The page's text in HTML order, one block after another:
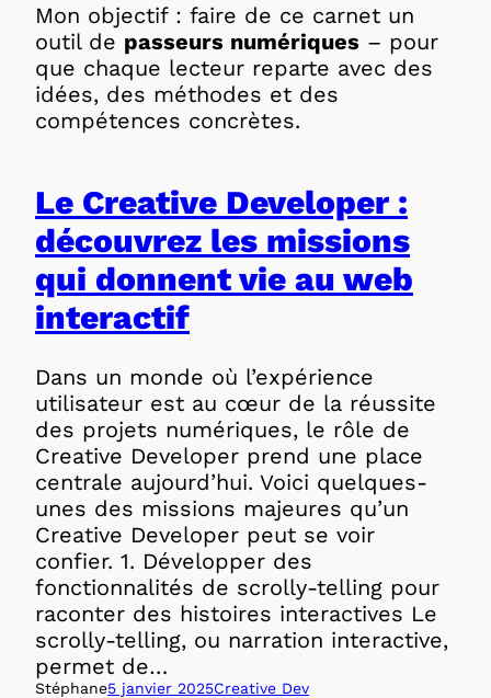
Mon objectif : faire de ce carnet un
outil de passeurs numériques – pour
que chaque lecteur reparte avec des
idées, des méthodes et des
compétences concrètes.
Le Creative Developer :
découvrez les missions
qui donnent vie au web
interactif
Dans un monde où l’expérience
utilisateur est au cœur de la réussite
des projets numériques, le rôle de
Creative Developer prend une place
centrale aujourd’hui. Voici quelques-
unes des missions majeures qu’un
Creative Developer peut se voir
confier. 1. Développer des
fonctionnalités de scrolly-telling pour
raconter des histoires interactives Le
scrolly-telling, ou narration interactive,
permet de…
Stéphane5 janvier 2025Creative Dev